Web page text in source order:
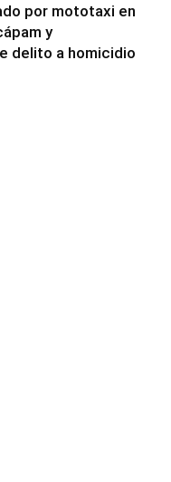
por mototaxi en
y
delito a homicidio